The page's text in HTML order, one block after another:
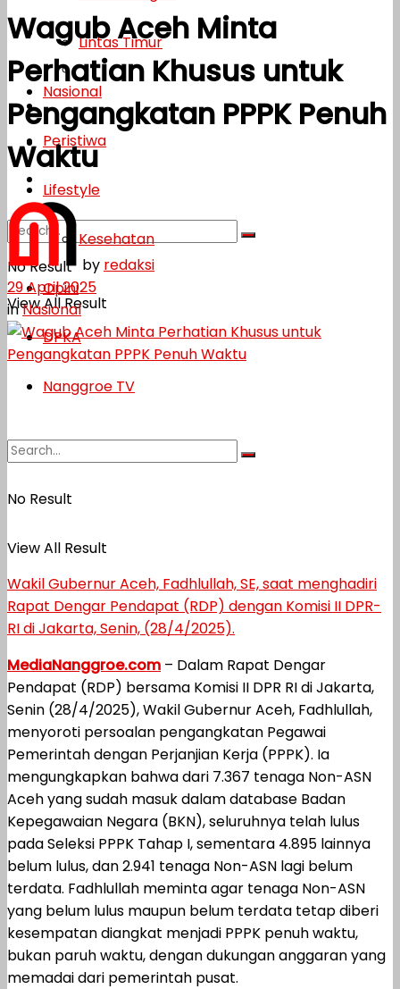
Lifestyle
Kesehatan
Opini
DPKA
Nanggroe TV
No Result
View All Result
Lintas Timur
Nasional
Peristiwa
Lifestyle
Kesehatan
Opini
DPKA
Nanggroe TV
No Result
View All Result
Wagub Aceh Minta
Perhatian Khusus untuk
Pengangkatan PPPK Penuh
Waktu
by redaksi
29 April 2025
inNasional
Wakil Gubernur Aceh, Fadhlullah, SE, saat menghadiri
Rapat Dengar Pendapat (RDP) dengan Komisi II DPR-
RI di Jakarta, Senin, (28/4/2025).
MediaNanggroe.com – Dalam Rapat Dengar
Pendapat (RDP) bersama Komisi II DPR RI di Jakarta,
Senin (28/4/2025), Wakil Gubernur Aceh, Fadhlullah,
menyoroti persoalan pengangkatan Pegawai
Pemerintah dengan Perjanjian Kerja (PPPK). Ia
mengungkapkan bahwa dari 7.367 tenaga Non-ASN
Aceh yang sudah masuk dalam database Badan
Kepegawaian Negara (BKN), seluruhnya telah lulus
pada Seleksi PPPK Tahap I, sementara 4.895 lainnya
belum lulus, dan 2.941 tenaga Non-ASN lagi belum
terdata. Fadhlullah meminta agar tenaga Non-ASN
yang belum lulus maupun belum terdata tetap diberi
kesempatan diangkat menjadi PPPK penuh waktu,
bukan paruh waktu, dengan dukungan anggaran yang
memadai dari pemerintah pusat.